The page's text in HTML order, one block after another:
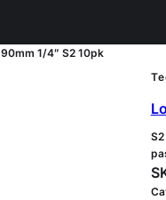
1/4″ S2 10pk